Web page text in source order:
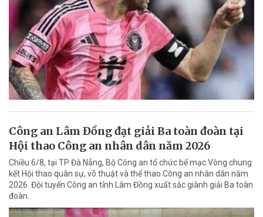
Công an Lâm Đồng đạt giải Ba toàn đoàn tại
Hội thao Công an nhân dân năm 2026
Chiều 6/8, tại TP Đà Nẵng, Bộ Công an tổ chức bế mạc Vòng chung
kết Hội thao quân sự, võ thuật và thể thao Công an nhân dân năm
2026. Đội tuyển Công an tỉnh Lâm Đồng xuất sắc giành giải Ba toàn
đoàn.